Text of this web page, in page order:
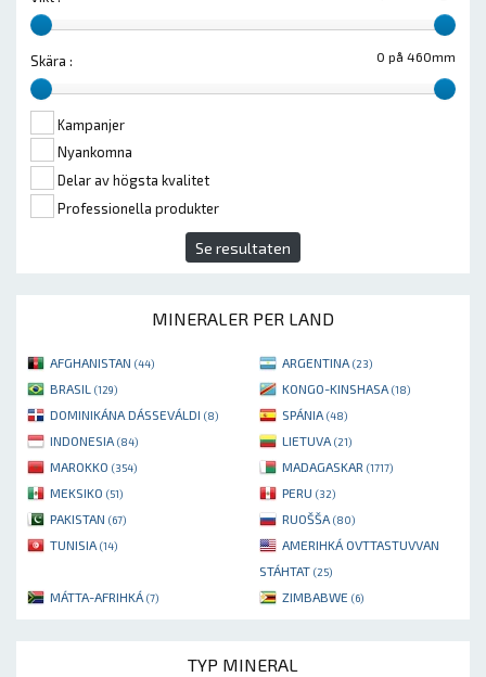
0 på 460mm
Skära :
Kampanjer
Nyankomna
Delar av högsta kvalitet
Professionella produkter
Se resultaten
MINERALER PER LAND
AFGHANISTAN (44) ARGENTINA (23)
BRASIL (129) KONGO-KINSHASA (18)
DOMINIKÁNA DÁSSEVÁLDI (8) SPÁNIA (48)
INDONESIA (84) LIETUVA (21)
MAROKKO (354) MADAGASKAR (1717)
MEKSIKO (51) PERU (32)
PAKISTAN (67) RUOŠŠA (80)
TUNISIA (14)
AMERIHKÁ OVTTASTUVVAN
STÁHTAT (25)
MÁTTA-AFRIHKÁ (7) ZIMBABWE (6)
TYP MINERAL